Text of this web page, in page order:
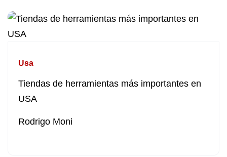
Usa
Tiendas de herramientas más importantes en
USA
Rodrigo Moni